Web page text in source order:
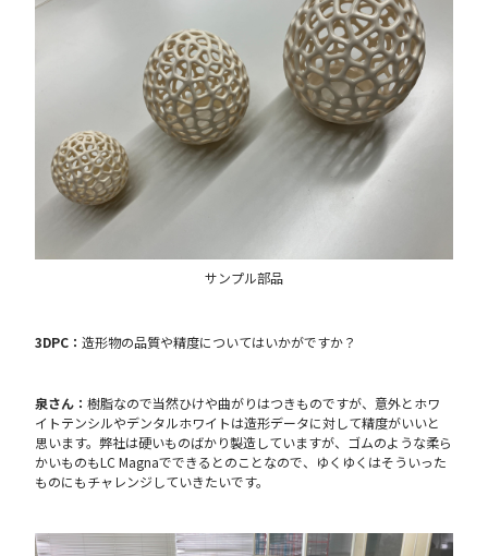
サンプル部品
3DPC：造形物の品質や精度についてはいかがですか？
泉さん：樹脂なので当然ひけや曲がりはつきものですが、意外とホワ
イトテンシルやデンタルホワイトは造形データに対して精度がいいと
思います。弊社は硬いものばかり製造していますが、ゴムのような柔ら
かいものもLC Magnaでできるとのことなので、ゆくゆくはそういった
ものにもチャレンジしていきたいです。